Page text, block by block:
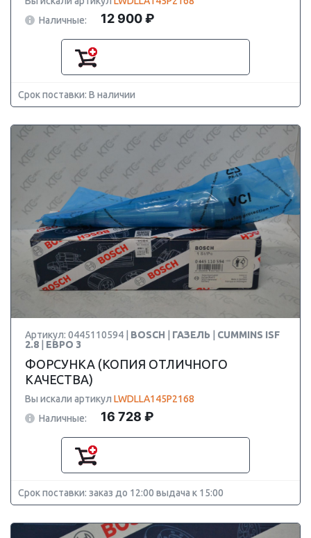
Наличные:
12 900 ₽
Срок поставки: В наличии
Артикул: 0445110594 | BOSCH ГАЗЕЛЬ
CUMMINS ISF
2.8
ЕВРО 3
ФОРСУНКА (КОПИЯ ОТЛИЧНОГО
КАЧЕСТВА)
Вы искали артикул LWDLLA145P2168
Наличные:
16 728 ₽
Срок поставки: заказ до 12:00 выдача к 15:00